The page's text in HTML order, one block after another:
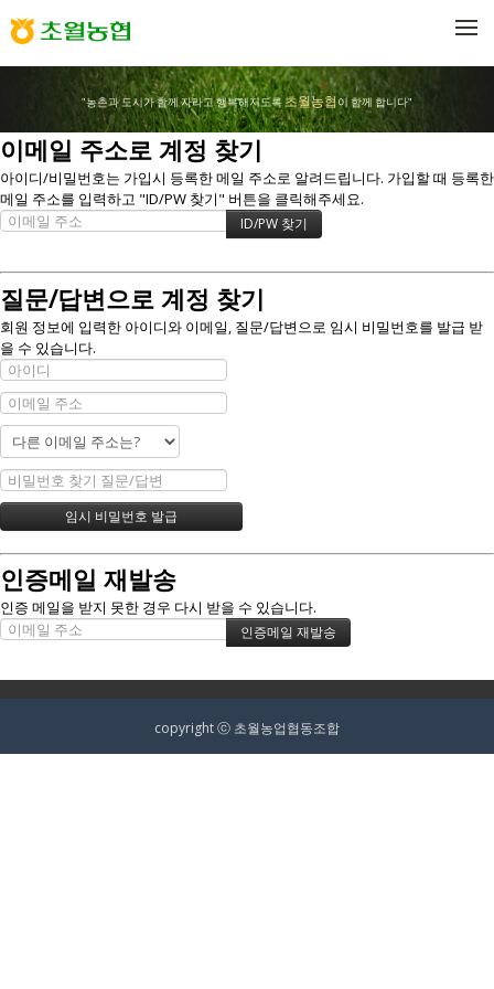
"농촌과 도시가 함께 자라고 행복해지도록초월농협이 함께 합니다"
이메일 주소로 계정 찾기
아이디/비밀번호는 가입시 등록한 메일 주소로 알려드립니다. 가입할 때 등록한
메일 주소를 입력하고 "ID/PW 찾기" 버튼을 클릭해주세요.
질문/답변으로 계정 찾기
회원 정보에 입력한 아이디와 이메일, 질문/답변으로 임시 비밀번호를 발급 받
을 수 있습니다.
인증메일 재발송
인증 메일을 받지 못한 경우 다시 받을 수 있습니다.
copyright ⓒ 초월농업협동조합